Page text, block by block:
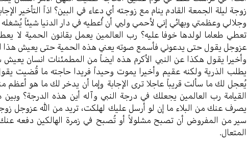
زوجة لیلة الجمعة القادم ینام مع زوجته أي دعاء في البین؟ اذاً التأخیر
وجلالي وعظمتي وبهائي إني لأحمي وليي أن أُعطیه في دار الدنیا شیئاً
تعطي طعاما لولدها خوفا علیه؟ رب العالمین یعمل بقانون الحمیة لا
عزوجل یقول حتی یدعوني فأسمع صوته یعني هذه الحمیة حتی یعیش
وأخیرا یقول هکذا عن النبي الأکرم هذه ایضاً من المطمئنات انسان
یطلب الذریة ولکنه عقیم وأخیرا یموت وحیداً فریدا حاجته ما قُضیت
یُعجل لك ما سألت قریباً عاجلا تری الإجابة وإما أن یدخر لك ما هو أعظم
القیامة رب العالمین یجعلك في درجة النبي وآله أین هذه الدرجة؟
یصرف عنك من البلاء ما إن لو أرسل علیك لهلکت، ترید من الله عزوجل
سیر من المفروض أن تصبح مشلولاً أو تُصبح في زمرة الهالکین دفعه عنك
المتعال.